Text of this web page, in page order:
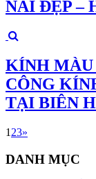
NAI ĐẸP –
KÍNH MÀU
CÔNG
TẠI BIÊN
1 23»
DANH MỤC